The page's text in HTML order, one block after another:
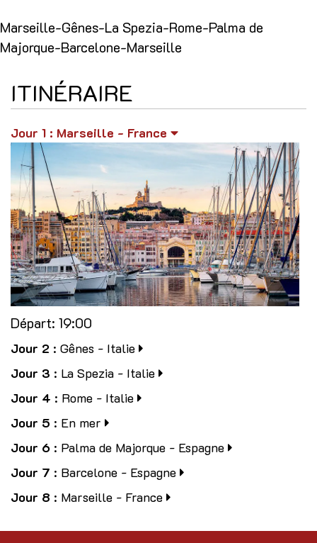
Marseille-Gênes-La Spezia-Rome-Palma de
Majorque-Barcelone-Marseille
ITINÉRAIRE
Jour 1 : Marseille - France
Départ: 19:00
Jour 2 : Gênes - Italie
Jour 3 : La Spezia - Italie
Jour 4 : Rome - Italie
Jour 5 : En mer
Jour 6 : Palma de Majorque - Espagne
Jour 7 : Barcelone - Espagne
Jour 8 : Marseille - France